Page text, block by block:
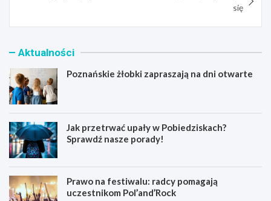
się
Aktualności
Poznańskie żłobki zapraszają na dni otwarte
Jak przetrwać upały w Pobiedziskach?
Sprawdź nasze porady!
Prawo na festiwalu: radcy pomagają
uczestnikom Pol’and’Rock